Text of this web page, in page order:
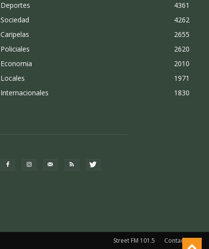
Deportes
4361
Sociedad
4262
Caripelas
2655
Policiales
2620
Economia
2010
Locales
1971
Internacionales
1830
Street FM 101.5 Contacto